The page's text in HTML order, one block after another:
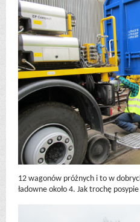
12 wagonów próżnych i to w
ładowne około 4. Jak trochę